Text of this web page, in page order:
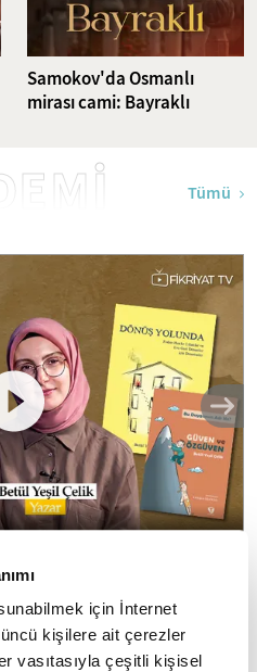
için İnternet
kişilere ait çerezler
vasıtasıyla çeşitli kişisel
Samokov'da Osmanlı
mirası cami: Bayraklı
Tümü
nasıl
konuğu Betül Yeşil
3 4 5